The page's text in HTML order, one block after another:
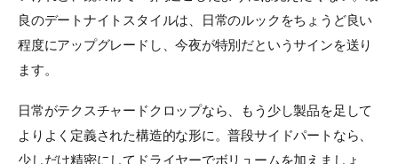
良のデートナイトスタイルは、日常のルックをちょうど良い
程度にアップグレードし、今夜が特別だというサインを送り
ます。
日常がテクスチャードクロップなら、もう少し製品を足して
よりよく定義された構造的な形に。普段サイドパートなら、
少しだけ精密にしてドライヤーでボリュームを加えましょ